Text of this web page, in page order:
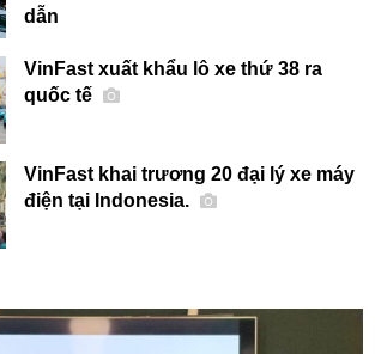
dẫn
VinFast xuất khẩu lô xe thứ 38 ra
quốc tế
VinFast khai trương 20 đại lý xe máy
điện tại Indonesia.